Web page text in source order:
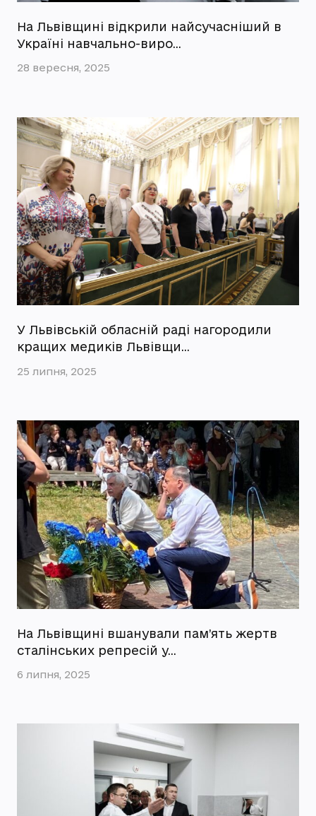
На Львівщині відкрили найсучасніший в
Україні навчально-виро…
28 вересня, 2025
У Львівській обласній раді нагородили
кращих медиків Львівщи…
25 липня, 2025
На Львівщині вшанували пам’ять жертв
сталінських репресій у…
6 липня, 2025